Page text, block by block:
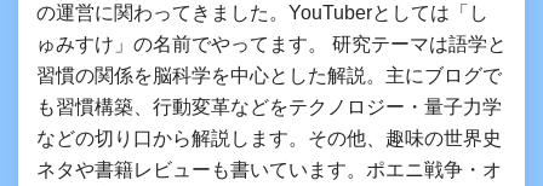
の運営に関わってきました。YouTuberとしては「し
ゅみすけ」の名前でやってます。 研究テーマは語学と
習慣の関係を脳科学を中心とした解説。主にブログで
も習慣構築、行動変革などをテクノロジー・量子力学
などの切り口から解説します。その他、趣味の世界史
ネタや書籍レビューも書いています。ポエニ戦争・オ